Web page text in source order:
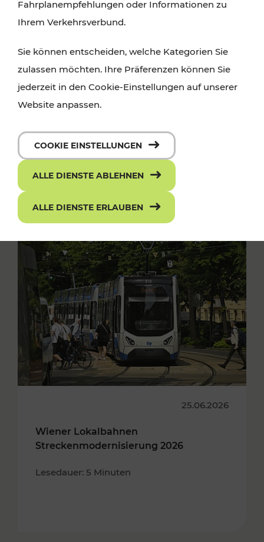
25.06.2026
Wiener Lokalbahnen
Streckenmodernisierung 2026
Lesedauer: 5 Minuten
Fahrplanempfehlungen oder Informationen zu
Ihrem Verkehrsverbund.
Sie können entscheiden, welche Kategorien Sie
zulassen möchten. Ihre Präferenzen können Sie
jederzeit in den Cookie-Einstellungen auf unserer
Website anpassen.
COOKIE EINSTELLUNGEN
ALLE DIENSTE ABLEHNEN
ALLE DIENSTE ERLAUBEN